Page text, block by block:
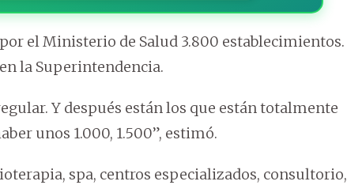
el Ministerio de Salud 3.800 establecimientos.
la Superintendencia.
Y después están los que están totalmente
unos 1.000, 1.500”, estimó.
spa, centros especializados, consultorio,